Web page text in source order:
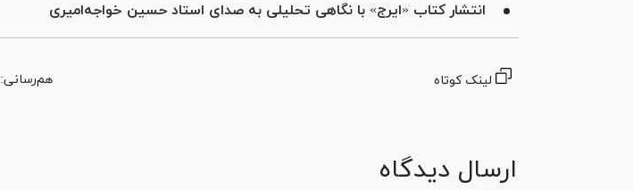
انتشار کتاب «ایرج» با نگاهی تحلیلی به صدای استاد حسین خواجه‌امیری
لینک کوتاه هم‌رسانی:
ارسال دیدگاه